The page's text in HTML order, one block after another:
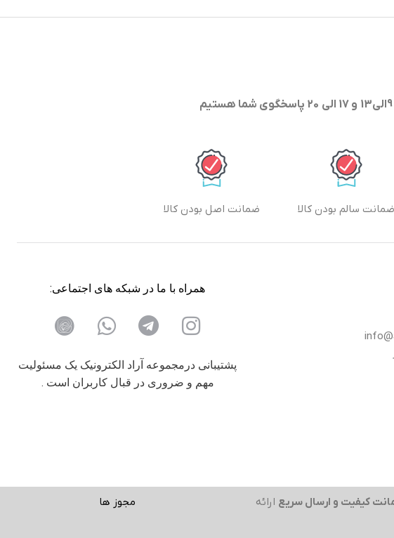
ضمانت سالم بودن کالا ضمانت اصل بودن کالا
همراه با ما در شبکه های اجتماعی:
پشتیبانی درمجموعه آراد الکترونیک یک مسئولیت
مهم و ضروری در قبال کاربران است .
کیفیت و ارسال سریع ارائه
مجوز ها